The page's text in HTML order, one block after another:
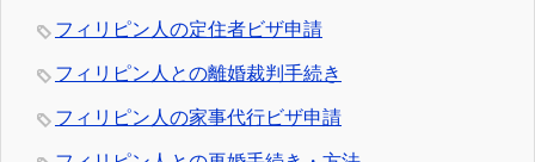
フィリピン人の定住者ビザ申請
フィリピン人との離婚裁判手続き
フィリピン人の家事代行ビザ申請